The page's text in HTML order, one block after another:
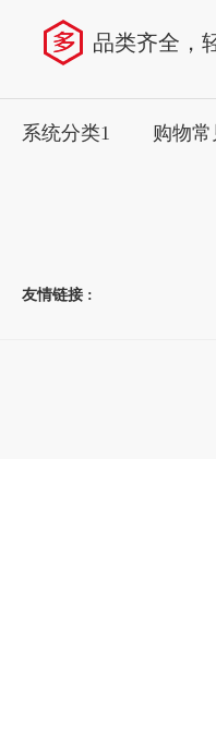
品类齐全，
系统分类1
友情链接 :